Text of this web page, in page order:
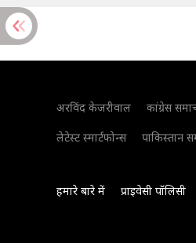
अरविंद केजरीवाल कांग्रेस
लेटेस्ट स्मार्टफोन्स
पाकिस्तान
हमारे बारे में प्राइवेसी पॉलिसी